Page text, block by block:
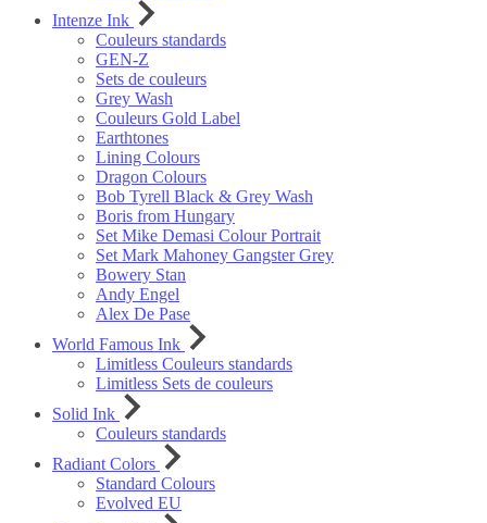
Intenze Ink
Couleurs standards
GEN-Z
Sets de couleurs
Grey Wash
Couleurs Gold Label
Earthtones
Lining Colours
Dragon Colours
Bob Tyrell Black & Grey Wash
Boris from Hungary
Set Mike Demasi Colour Portrait
Set Mark Mahoney Gangster Grey
Bowery Stan
Andy Engel
Alex De Pase
World Famous Ink
Limitless Couleurs standards
Limitless Sets de couleurs
Solid Ink
Couleurs standards
Radiant Colors
Standard Colours
Evolved EU